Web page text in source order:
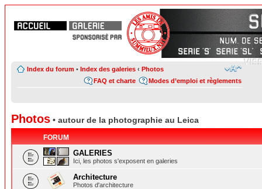
Index du forum • Index des galeries ‹ Photos
Modes d’emploi et règlements
FAQ et charte
Photos • autour de la photographie au Leica
FORUM
GALERIES
Ici, les photos s'exposent en galeries
Architecture
Photos d'architecture